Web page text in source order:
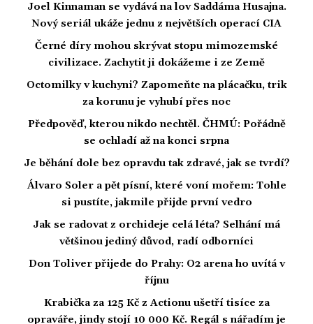
Joel Kinnaman se vydává na lov Saddáma Husajna.
Nový seriál ukáže jednu z největších operací CIA
Černé díry mohou skrývat stopu mimozemské
civilizace. Zachytit ji dokážeme i ze Země
Octomilky v kuchyni? Zapomeňte na plácačku, trik
za korunu je vyhubí přes noc
Předpověď, kterou nikdo nechtěl. ČHMÚ: Pořádně
se ochladí až na konci srpna
Je běhání dole bez opravdu tak zdravé, jak se tvrdí?
Álvaro Soler a pět písní, které voní mořem: Tohle
si pustíte, jakmile přijde první vedro
Jak se radovat z orchideje celá léta? Selhání má
většinou jediný důvod, radí odborníci
Don Toliver přijede do Prahy: O2 arena ho uvítá v
říjnu
Krabička za 125 Kč z Actionu ušetří tisíce za
opraváře, jindy stojí 10 000 Kč. Regál s nářadím je